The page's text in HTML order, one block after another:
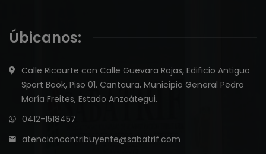
Úbicanos:
Calle Ricaurte con Calle Guevara Rojas, Edificio Antiguo
Sport Book, Piso 01. Cantaura, Municipio General Pedro
María Freites, Estado Anzoátegui.
0412-1518457
atencioncontribuyente@sabatrif.com